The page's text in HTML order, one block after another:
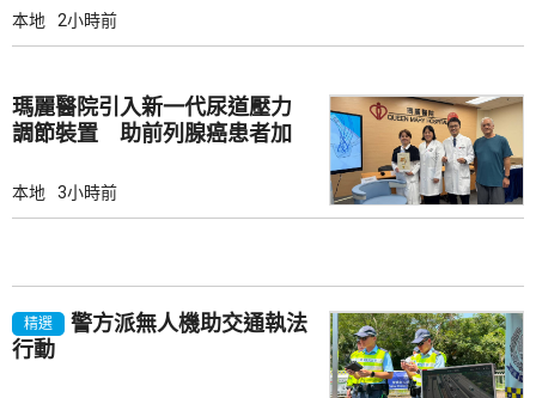
本地 2小時前
瑪麗醫院引入新一代尿道壓力
調節裝置 助前列腺癌患者加
本地 3小時前
精選
警方派無人機助交通執法
行動